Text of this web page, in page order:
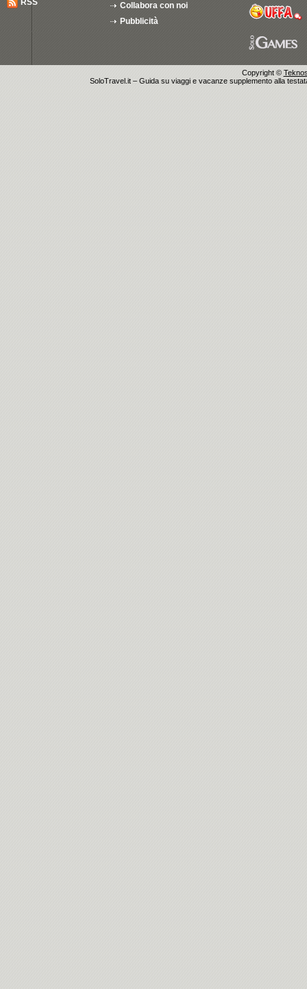
RSS
Collabora con noi
Pubblicità
Copyright ©
SoloTravel.it – Guida su viaggi e vacanze supplemento alla